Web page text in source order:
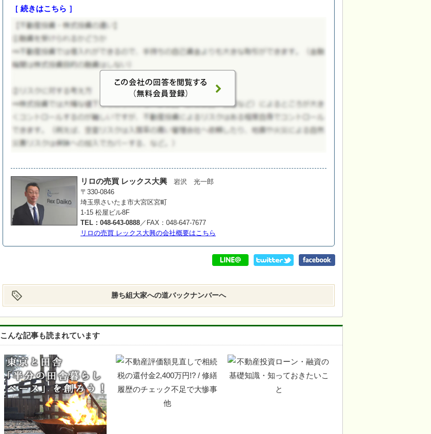
［ 続きはこちら ］
リロの売買 レックス大興 岩沢 光一郎
〒330-0846
埼玉県さいたま市大宮区宮町
1-15 松屋ビル8F
TEL：048-643-0888／FAX：048-647-7677
リロの売買 レックス大興の会社概要はこちら
勝ち組大家への道バックナンバーへ
こんな記事も読まれています